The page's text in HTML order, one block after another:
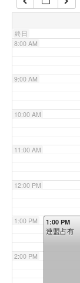
終日
7:00 AM
8:00 AM
9:00 AM
10:00 AM
11:00 AM
12:00 PM
1:00 PM
2:00 PM
1:00 PM
連盟占有